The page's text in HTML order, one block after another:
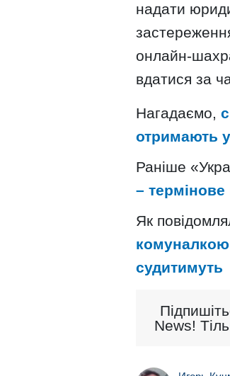
надати
онлайн-
вдатися за
Нагадаємо,
отримають
Раніше
–
Як
комуналкою
судитимуть
News!